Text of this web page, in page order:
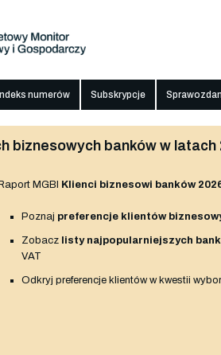
Indeks numerów Subskrypcje
biznesowych banków w latach
Raport MGBI Klienci biznesowi banków
Poznaj preferencje klientów
Zobacz listy najpopularniejszych
VAT
Odkryj preferencje klientów w kwestii